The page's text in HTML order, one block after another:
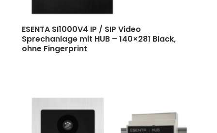
ESENTA SI1000V4 IP / SIP Video
Sprechanlage mit HUB – 140×281 Black,
ohne Fingerprint